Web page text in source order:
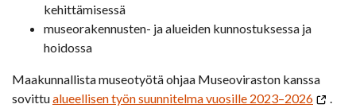
kehittämisessä
museorakennusten- ja alueiden kunnostuksessa ja
hoidossa
Maakunnallista museotyötä ohjaa Museoviraston kanssa
sovittualueellisen työn suunnitelma vuosille 2023–2026 .